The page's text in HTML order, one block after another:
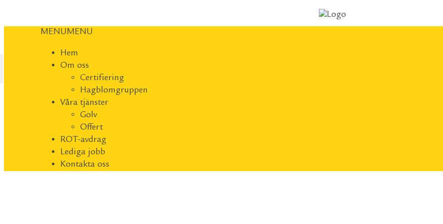
MENUMENU
Hem
Om oss
Certifiering
Hagblomgruppen
Våra tjänster
Golv
Offert
ROT-avdrag
Lediga jobb
Kontakta oss